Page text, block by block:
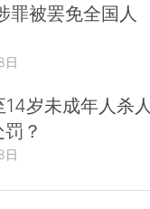
罪被罢免全国人
日
14岁未成年人杀人
？
日